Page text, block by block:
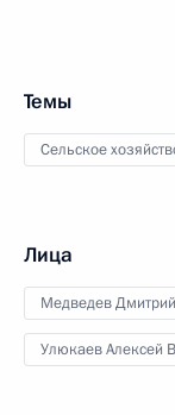
Темы
Сельское
Лица
Медведев
Улюкаев Алексей